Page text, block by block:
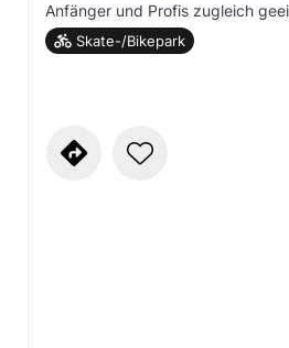
Anfänger und Profis zugleich
Skate-/Bikepark